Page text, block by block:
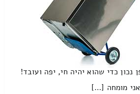
נכון כדי שהוא יהיה חי, יפה ועובד!
מומחה […]